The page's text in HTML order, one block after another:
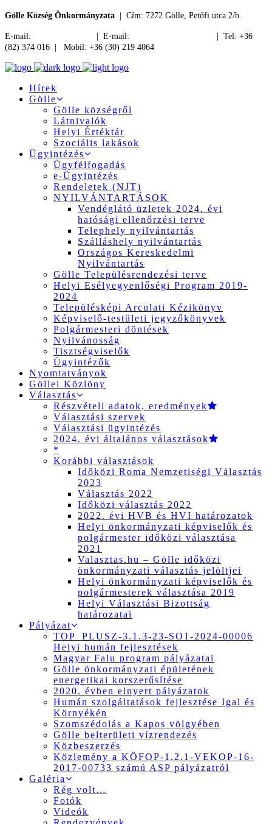
Gölle Község Önkormányzata | Cím: 7272 Gölle, Petőfi utca 2/b.
E-mail: | E-mail:
| Tel: +36
(82) 374 016 | Mobil: +36 (30) 219 4064
Hírek
Gölle
Gölle községről
Látnivalók
Helyi Értéktár
Szociális lakások
Ügyintézés
Ügyfélfogadás
e-Ügyintézés
Rendeletek (NJT)
NYILVÁNTARTÁSOK
Vendéglátó üzletek 2024. évi
hatósági ellenőrzési terve
Telephely nyilvántartás
Szálláshely nyilvántartás
Országos Kereskedelmi
Nyilvántartás
Gölle Településrendezési terve
Helyi Esélyegyenlőségi Program 2019-
2024
Településképi Arculati Kézikönyv
Képviselő-testületi jegyzőkönyvek
Polgármesteri döntések
Nyilvánosság
Tisztségviselők
Ügyintézők
Nyomtatványok
Göllei Közlöny
Választás
Részvételi adatok, eredmények
Választási szervek
Választási ügyintézés
2024. évi általános választások
*
Korábbi választások
Időközi Roma Nemzetiségi Választás
2023
Választás 2022
Időközi választás 2022
2022. évi HVB és HVI határozatok
Helyi önkormányzati képviselők és
polgármester időközi választása
2021
Valasztas.hu – Gölle időközi
önkormányzati választás jelöltjei
Helyi önkormányzati képviselők és
polgármesterek választása 2019
Helyi Választási Bizottság
határozatai
Pályázat
TOP_PLUSZ-3.1.3-23-SO1-2024-00006
Helyi humán fejlesztések
Magyar Falu program pályázatai
Gölle önkormányzati épületének
energetikai korszerűsítése
2020. évben elnyert pályázatok
Humán szolgáltatások fejlesztése Igal és
Környékén
Szomszédolás a Kapos völgyében
Gölle belterületi vízrendezés
Közbeszerzés
Közlemény a KÖFOP-1.2.1-VEKOP-16-
2017-00733 számú ASP pályázatról
Galéria
Rég volt…
Fotók
Videók